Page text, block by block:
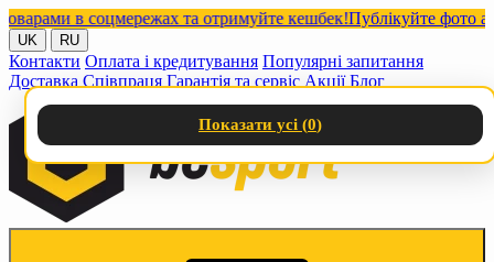
в соцмережах та отримуйте кешбек!Публікуйте фото або
UK RU
Контакти Оплата і кредитування Популярні запитання
Доставка Співпраця Гарантія та сервіс Акції Блог
Показати усі (0)